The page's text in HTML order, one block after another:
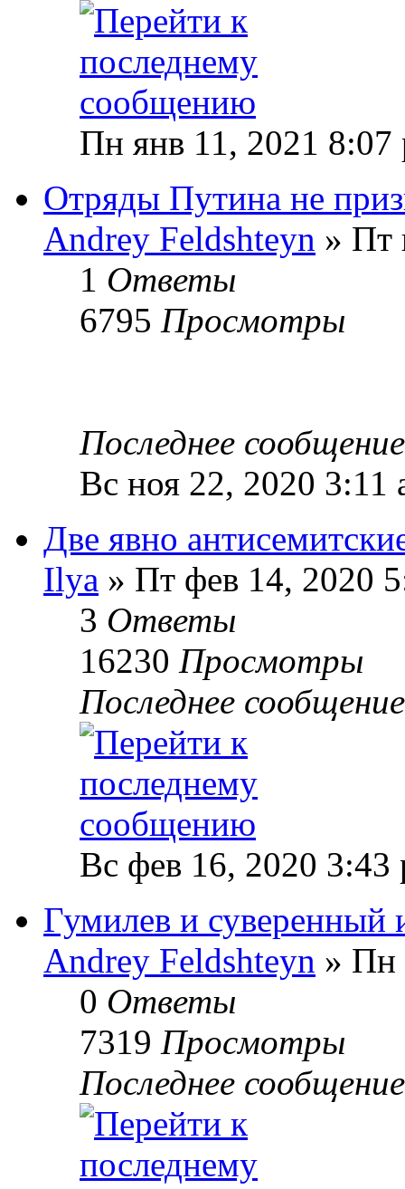
Пн янв 11, 2021 8:07
Отряды Путина не
Andrey Feldshteyn » Пт
1 Ответы
6795 Просмотры
Последнее
Вс ноя 22, 2020 3:11
Две явно
Ilya » Пт фев 14, 2020
3 Ответы
16230 Просмотры
Последнее
Вс фев 16, 2020 3:43
Гумилев и суверенный
Andrey Feldshteyn » Пн
0 Ответы
7319 Просмотры
Последнее